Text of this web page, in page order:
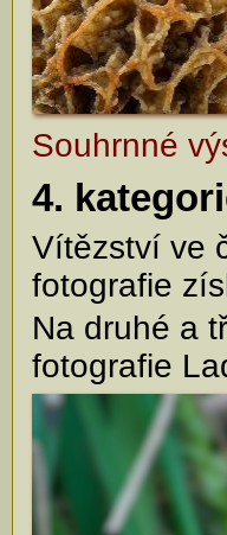
Souhrnné
4.
Vítězství ve
fotografie
Na druhé a
fotografie